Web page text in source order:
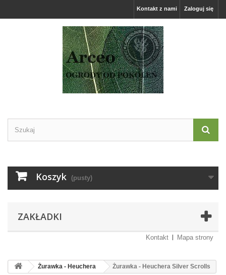
Zaloguj się
Kontakt z nami
Koszyk (pusty)
ZAKŁADKI
Kontakt Mapa strony
Żurawka - Heuchera Żurawka - Heuchera Silver Scrolls